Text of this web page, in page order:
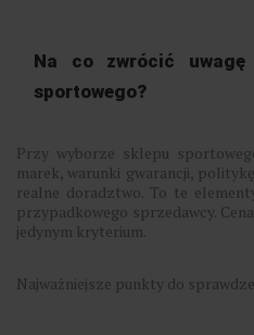
Na co zwrócić uwagę
sportowego?
Przy wyborze sklepu
marek, warunki gwarancji,
realne doradztwo. To te
przypadkowego sprzedawcy.
jedynym kryterium.
Najważniejsze punkty do